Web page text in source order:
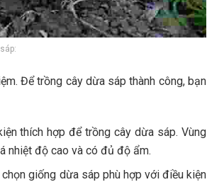
Để trồng cây dừa sáp thành công, bạn
thích hợp để trồng cây dừa sáp. Vùng
nhiệt độ cao và có đủ độ ẩm.
giống dừa sáp phù hợp với điều kiện